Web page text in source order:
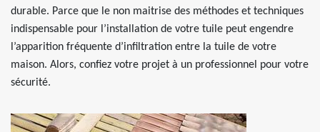
durable. Parce que le non maitrise des méthodes et techniques
indispensable pour l’installation de votre tuile peut engendre
l’apparition fréquente d’infiltration entre la tuile de votre
maison. Alors, confiez votre projet à un professionnel pour votre
sécurité.